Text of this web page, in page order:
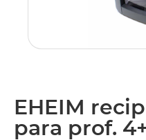
EHEIM
para prof.